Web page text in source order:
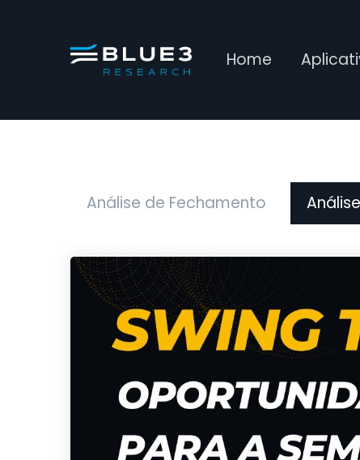
Home
Análise de Fechamento